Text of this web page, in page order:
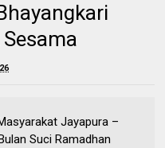
Jayapura –
Suci Ramadhan